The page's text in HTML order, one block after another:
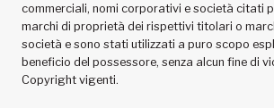
commerciali, nomi corporativi e società citati
marchi di proprietà dei rispettivi titolari o
società e sono stati utilizzati a puro scopo
beneficio del possessore, senza alcun fine di
Copyright vigenti.